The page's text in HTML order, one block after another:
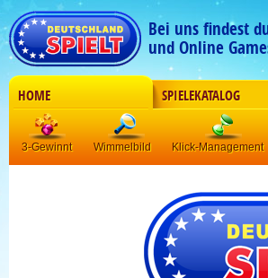
Bei uns findest
und Online
HOME SPIELEKATALOG
3-Gewinnt Wimmelbild Klick-Management